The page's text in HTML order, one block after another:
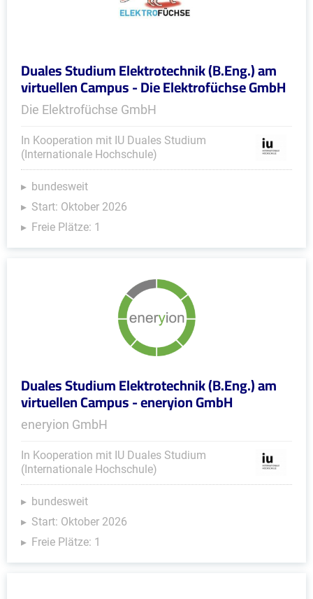
Duales Studium Elektrotechnik (B.Eng.) am
virtuellen Campus - Die Elektrofüchse GmbH
Die Elektrofüchse GmbH
In Kooperation mit IU Duales Studium
(Internationale Hochschule)
bundesweit
Start: Oktober 2026
Freie Plätze: 1
Duales Studium Elektrotechnik (B.Eng.) am
virtuellen Campus - eneryion GmbH
eneryion GmbH
In Kooperation mit IU Duales Studium
(Internationale Hochschule)
bundesweit
Start: Oktober 2026
Freie Plätze: 1